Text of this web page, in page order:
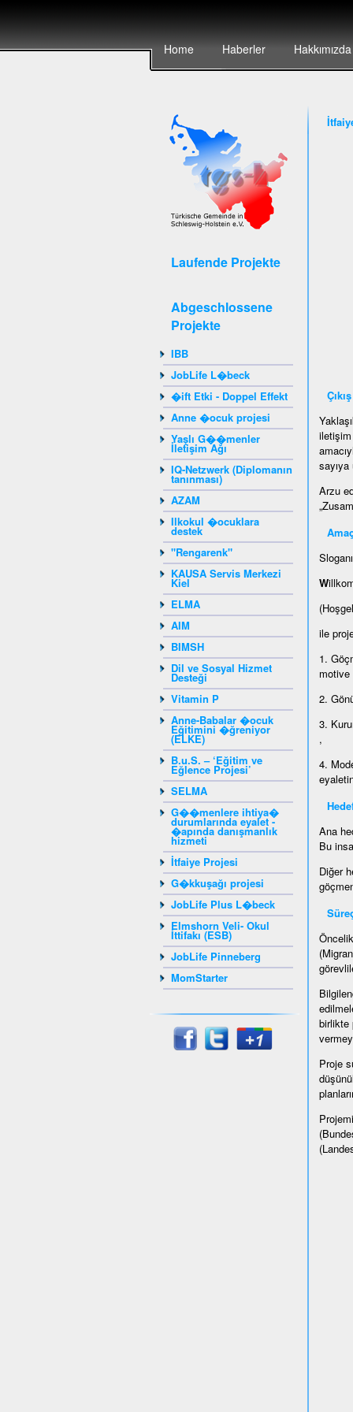
Home Haberler Hakkımızda
Laufende Projekte
Abgeschlossene
Projekte
IBB
JobLife L�beck
�ift Etki - Doppel Effekt
Anne �ocuk projesi
Yaşlı G��menler
İletişim Ağı
IQ-Netzwerk (Diplomanın
tanınması)
AZAM
Ilkokul �ocuklara
destek
"Rengarenk"
KAUSA Servis Merkezi
Kiel
ELMA
AIM
BIMSH
Dil ve Sosyal Hizmet
Desteği
Vitamin P
Anne-Babalar �ocuk
Eğitimini �ğreniyor
(ELKE)
B.u.S. – ‘Eğitim ve
Eğlence Projesi’
SELMA
G��menlere ihtiya�
durumlarında eyalet -
�apında danışmanlık
hizmeti
İtfaiye Projesi
G�kkuşağı projesi
JobLife Plus L�beck
Elmshorn Veli- Okul
İttifakı (ESB)
JobLife Pinneberg
MomStarter
iletişim
sayıya
Arzu
W
ile
1.
2.
3.
,
4.
Ana
Bu
Diğer
birlikte
Proje